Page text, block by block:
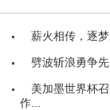
薪火相传，逐
劈波斩浪勇争
美加墨世界杯
作...